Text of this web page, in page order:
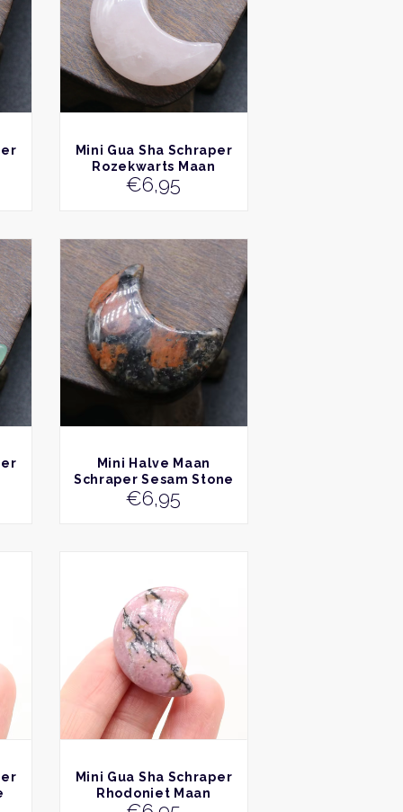
BEKIJK
Mini Gua Sha Schraper
Rozekwarts Maan
€6,95
BEKIJK
Mini Halve Maan
Schraper Sesam Stone
€6,95
BEKIJK
Mini Gua Sha Schraper
Rhodoniet Maan